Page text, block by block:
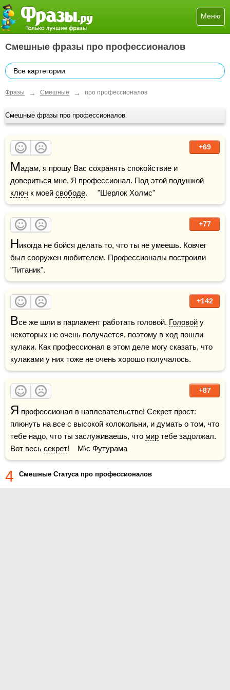
Меню
Смешные фразы про профессионалов
Все картегории
Фразы → Смешные → про профессионалов
Смешные фразы про профессионалов
+69
Мадам, я прошу Вас сохранять спокойствие и
ключ к моей свободе.     "Шерлок Холмс"
+77
Никогда не бойся делать то, что ты не умеешь. Ковчег
был сооружен любителем. Профессионалы построили
"Титаник".
+142
Все же шли в парламент работать головой. Головой у
некоторых не очень получается, поэтому в ход пошли
кулаки. Как профессионал в этом деле могу сказать, что
кулаками у них тоже не очень хорошо получалось.
+87
Я профессионал в наплевательстве! Секрет прост:
плюнуть на все с высокой колокольни, и думать о том, что
тебе надо, что ты заслуживаешь, что мир тебе задолжал.
Вот весь секрет!    М\с Футурама
4 Смешные Статуса про профессионалов